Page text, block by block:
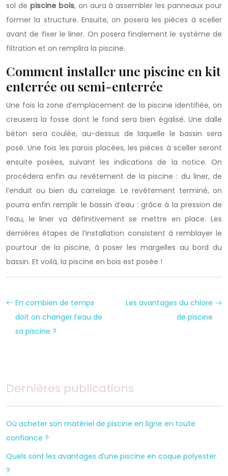
sol de piscine bois, on aura à assembler les panneaux pour
former la structure. Ensuite, on posera les pièces à sceller
avant de fixer le liner. On posera finalement le système de
filtration et on remplira la piscine.
Comment installer une piscine en kit
enterrée ou semi-enterrée
Une fois la zone d’emplacement de la piscine identifiée, on
creusera la fosse dont le fond sera bien égalisé. Une dalle
béton sera coulée, au-dessus de laquelle le bassin sera
posé. Une fois les parois placées, les pièces à sceller seront
ensuite posées, suivant les indications de la notice. On
procédera enfin au revêtement de la piscine : du liner, de
l’enduit ou bien du carrelage. Le revêtement terminé, on
pourra enfin remplir le bassin d’eau : grâce à la pression de
l’eau, le liner va définitivement se mettre en place. Les
dernières étapes de l’installation consistent à remblayer le
pourtour de la piscine, à poser les margelles au bord du
bassin. Et voilà, la piscine en bois est posée !
En combien de temps
doit on changer l’eau de
sa piscine ?
Les avantages du chlore
de piscine
Dernières publications
Où acheter son matériel de piscine en ligne en toute
confiance ?
Quels sont les avantages d’une piscine en coque polyester
?